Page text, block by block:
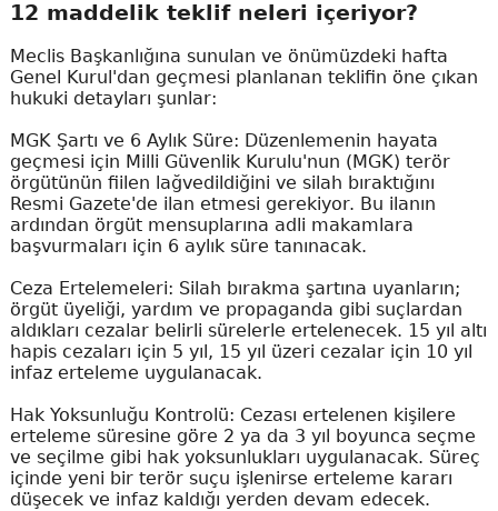
12 maddelik teklif neleri içeriyor?
Meclis Başkanlığına sunulan ve önümüzdeki hafta
Genel Kurul'dan geçmesi planlanan teklifin öne çıkan
hukuki detayları şunlar:
MGK Şartı ve 6 Aylık Süre: Düzenlemenin hayata
geçmesi için Milli Güvenlik Kurulu'nun (MGK) terör
örgütünün fiilen lağvedildiğini ve silah bıraktığını
Resmi Gazete'de ilan etmesi gerekiyor. Bu ilanın
ardından örgüt mensuplarına adli makamlara
başvurmaları için 6 aylık süre tanınacak.
Ceza Ertelemeleri: Silah bırakma şartına uyanların;
örgüt üyeliği, yardım ve propaganda gibi suçlardan
aldıkları cezalar belirli sürelerle ertelenecek. 15 yıl altı
hapis cezaları için 5 yıl, 15 yıl üzeri cezalar için 10 yıl
infaz erteleme uygulanacak.
Hak Yoksunluğu Kontrolü: Cezası ertelenen kişilere
erteleme süresine göre 2 ya da 3 yıl boyunca seçme
ve seçilme gibi hak yoksunlukları uygulanacak. Süreç
içinde yeni bir terör suçu işlenirse erteleme kararı
düşecek ve infaz kaldığı yerden devam edecek.